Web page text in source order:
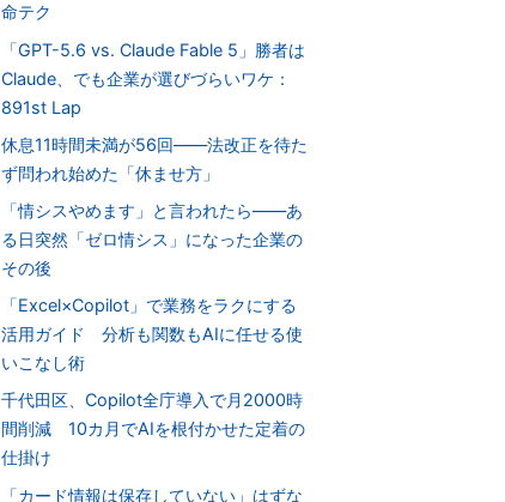
命テク
「GPT-5.6 vs. Claude Fable 5」勝者は
Claude、でも企業が選びづらいワケ：
891st Lap
休息11時間未満が56回――法改正を待た
ず問われ始めた「休ませ方」
「情シスやめます」と言われたら――あ
る日突然「ゼロ情シス」になった企業の
その後
「Excel×Copilot」で業務をラクにする
活用ガイド 分析も関数もAIに任せる使
いこなし術
千代田区、Copilot全庁導入で月2000時
間削減 10カ月でAIを根付かせた定着の
仕掛け
「カード情報は保存していない」はずな